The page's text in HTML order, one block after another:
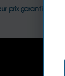
prix garanti...